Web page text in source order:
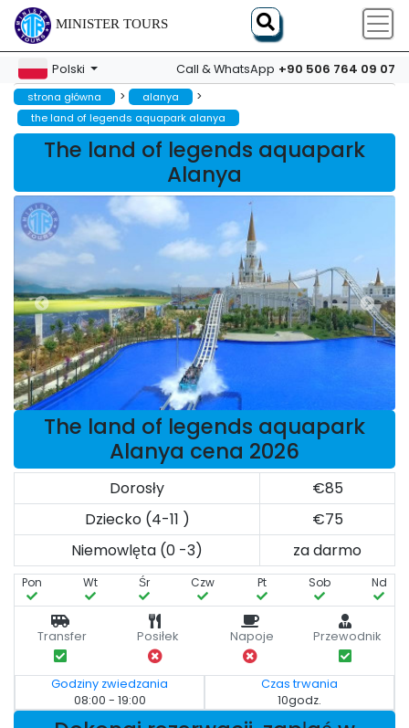
MINISTER TOURS
Polski Call & WhatsApp +90 506 764 09 07
strona główna > alanya >
the land of legends aquapark alanya
The land of legends aquapark
Alanya
The land of legends aquapark
Alanya cena 2026
Dorosły
€85
Dziecko (4-11 )
€75
Niemowlęta (0 -3)
za darmo
Pon Wt Śr Czw Pt Sob Nd
Transfer Posiłek Napoje Przewodnik
Godziny zwiedzania
08:00 - 19:00
Czas trwania
10godz.